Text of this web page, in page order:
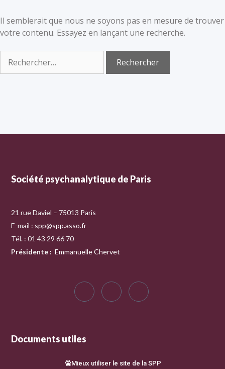
Il semblerait que nous ne soyons pas en mesure de trouver
votre contenu. Essayez en lançant une recherche.
Société psychanalytique de Paris
21 rue Daviel – 75013 Paris
E-mail : spp@spp.asso.fr
Tél. : 01 43 29 66 70
Présidente : Emmanuelle Chervet
Documents utiles
Mieux utiliser le site de la SPP